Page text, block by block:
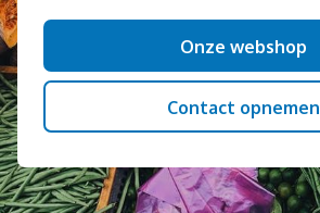
Onze webshop
Contact opnemen